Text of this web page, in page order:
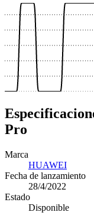
Pro
Marca
HUAWEI
Fecha de lanzamiento
28/4/2022
Estado
Disponible